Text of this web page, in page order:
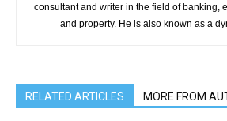
consultant and writer in the field of banking,
and property. He is also known as a
RELATED ARTICLES MORE FROM